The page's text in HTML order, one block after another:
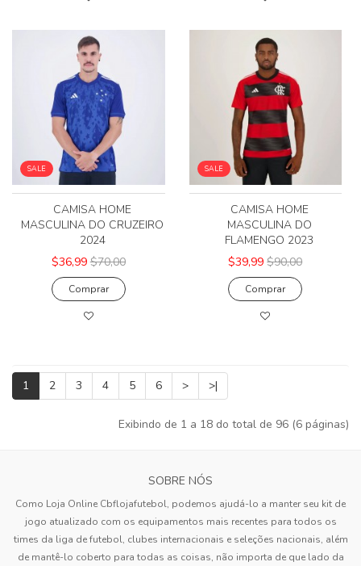
SALE
CAMISA HOME
MASCULINA DO CRUZEIRO
2024
$36,99 $70,00
Comprar
SALE
CAMISA HOME
MASCULINA DO
FLAMENGO 2023
$39,99 $90,00
Comprar
1 2 3 4 5 6 > >|
Exibindo de 1 a 18 do total de 96 (6 páginas)
SOBRE NÓS
Como Loja Online Cbflojafutebol, podemos ajudá-lo a manter seu kit de
jogo atualizado com os equipamentos mais recentes para todos os
times da liga de futebol, clubes internacionais e seleções nacionais, além
de mantê-lo coberto para todas as coisas, não importa de que lado da